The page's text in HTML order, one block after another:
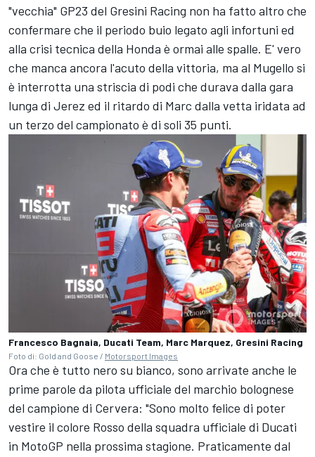
"vecchia" GP23 del Gresini Racing non ha fatto altro che
confermare che il periodo buio legato agli infortuni ed
alla crisi tecnica della Honda è ormai alle spalle. E' vero
che manca ancora l'acuto della vittoria, ma al Mugello si
è interrotta una striscia di podi che durava dalla gara
lunga di Jerez ed il ritardo di Marc dalla vetta iridata ad
un terzo del campionato è di soli 35 punti.
Francesco Bagnaia, Ducati Team, Marc Marquez, Gresini Racing
Foto di: Gold and Goose / Motorsport Images
Ora che è tutto nero su bianco, sono arrivate anche le
prime parole da pilota ufficiale del marchio bolognese
del campione di Cervera: "Sono molto felice di poter
vestire il colore Rosso della squadra ufficiale di Ducati
in MotoGP nella prossima stagione. Praticamente dal